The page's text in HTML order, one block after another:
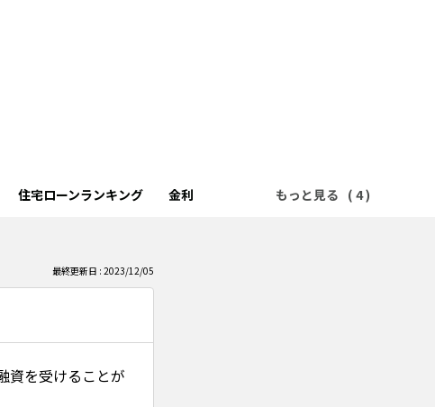
住宅ローンランキング 金利 もっと見る
最終更新日 : 2023/12/05
資を受けることが